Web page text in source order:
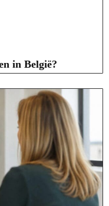
in België?